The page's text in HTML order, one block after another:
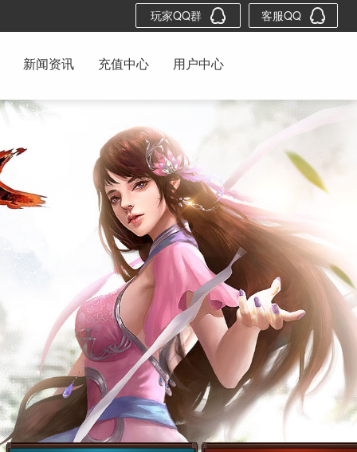
玩家QQ群 客服QQ
新闻资讯 充值中心 用户中心